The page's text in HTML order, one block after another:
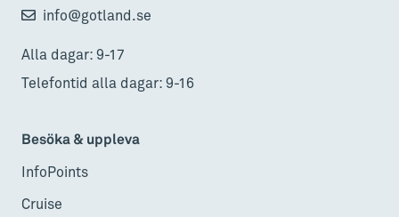
info@gotland.se
Alla dagar: 9-17
Telefontid alla dagar: 9-16
Besöka & uppleva
InfoPoints
Cruise